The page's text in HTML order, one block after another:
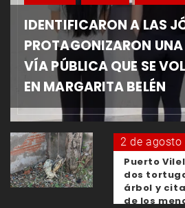
IDENTIFICARON A LAS
PROTAGONIZARON UNA
VÍA PÚBLICA QUE SE
EN MARGARITA BELÉN
2 de agosto
Puerto
dos
árbol y
de los